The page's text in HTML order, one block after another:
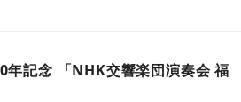
記念 「NHK交響楽団演奏会 福